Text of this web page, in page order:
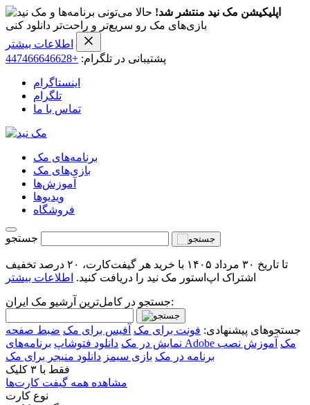
اپلیکیشن مک نید منتشر شد! حالا می‌تونی برنامه‌ها و
بازی‌های مک رو سریع‌تر و راحت‌تر دانلود کنی
اطلاعات بیشتر
پشتیبانی در تلگرام: +447466646628
اینستاگرام
تلگرام
تماس با ما
برنامه‌های مک
بازی‌های مک
آموزش‌ها
ویدیو‌ها
فروشگاه
جستجو
تا تاریخ ۳۰ مرداد ۱۴۰۵ با خرید هر گیفت‌کارت، ۲۰ درصد تخفیف
اشتراک اپ‌استور مک نید را دریافت کنید. اطلاعات بیشتر
جستجو در کامل‌ترین آرشیو مک ایران:
جستجوهای پیشنهادی: فونت برای مک آفیس برای مک ضبط صفحه
نمایش در مک دانلود فتوشاپ برنامه‌های Adobe مک آموزش نصب
برنامه در مک بازی سیمز دانلود منیجر برای مک
فقط با ۳ کلیک
مشاهده همه گیفت کارت‌ها
نوع کارت